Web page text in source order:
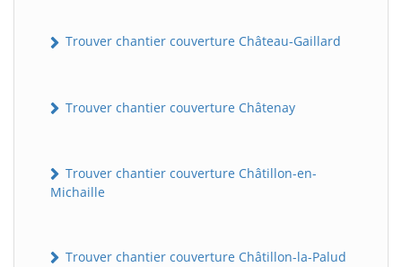
Trouver chantier couverture Château-Gaillard
Trouver chantier couverture Châtenay
Trouver chantier couverture Châtillon-en-
Michaille
Trouver chantier couverture Châtillon-la-Palud